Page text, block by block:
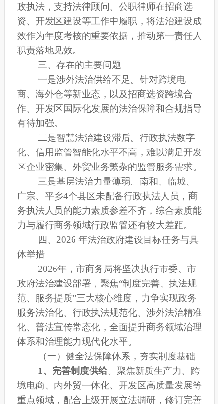
政执法， 支持法律顾问、公职律师在招商选
资、开发区建设等工作中履职，将法治建设成
效作为年度考核的重要依据，推动第一责任人
职责落地见效。
三、存在的主要问题
一是涉外法治供给不足。 针对跨境电
商、海外仓等新业态，以及招商选资跨境合
作、开发区国际化发展的法治保障和合规指导
有待加强。
二是智慧法治建设滞后。 行政执法数字
化、信用监管智能化水平不高，难以满足开发
区企业密集、外贸业务繁杂的监管服务需求。
三是基层法治力量薄弱。 南和、临城、
广宗、平乡4个县区未配备行政执法人员，商
务执法人员的能力素质参差不齐， 综合素质能
力与履行商务领域行政监管还有较大差距。
四、 2026 年法治政府建设目标任务与具
体举措
2026年， 市商务局将坚决执行市委、市
政府法治建设部署 ， 聚焦“制度完善、执法规
范、服务提质”三大核心维度 ，力争实现政务
服务法治化、行政执法规范化、涉外法治精准
化、普法宣传常态化，全面提升商务领域治理
体系和治理能力现代化水平。
（一）健全法保障体系，夯实制度基础
1、 完善制度供给。 聚焦新质生产力、跨
境电商、内外贸一体化、开发区高质量发展等
重点领域，配合上级开展立法调研，修订完善